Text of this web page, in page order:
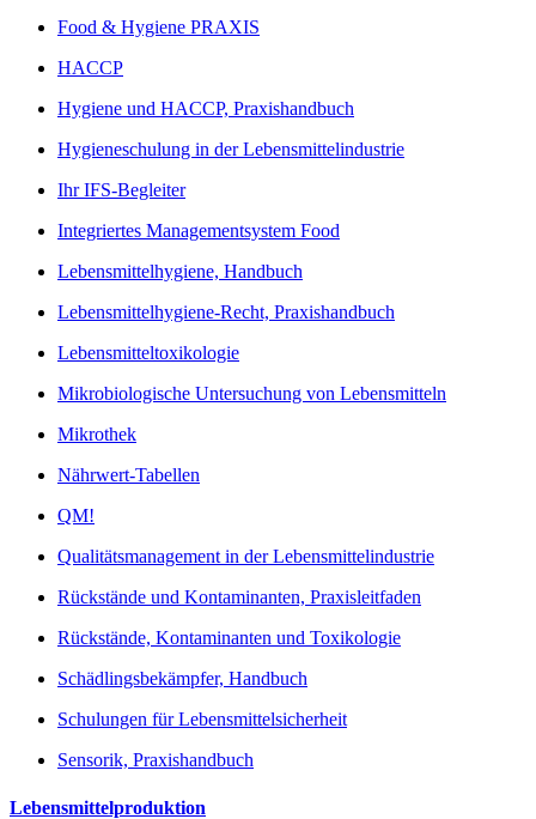
Food & Hygiene PRAXIS
HACCP
Hygiene und HACCP, Praxishandbuch
Hygieneschulung in der Lebensmittelindustrie
Ihr IFS-Begleiter
Integriertes Managementsystem Food
Lebensmittelhygiene, Handbuch
Lebensmittelhygiene-Recht, Praxishandbuch
Lebensmitteltoxikologie
Mikrobiologische Untersuchung von Lebensmitteln
Mikrothek
Nährwert-Tabellen
QM!
Qualitätsmanagement in der Lebensmittelindustrie
Rückstände und Kontaminanten, Praxisleitfaden
Rückstände, Kontaminanten und Toxikologie
Schädlingsbekämpfer, Handbuch
Schulungen für Lebensmittelsicherheit
Sensorik, Praxishandbuch
Lebensmittelproduktion